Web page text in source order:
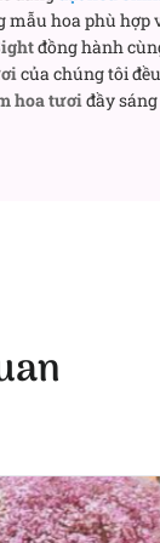
và tài lộc
tuổi đôi mươi.
trưng bày với
quan trọng,
“tài”. Người ta
chi tiết nhỏ
hoa phù hợp
đồng hành
của chúng tôi
hoa tươiđầy